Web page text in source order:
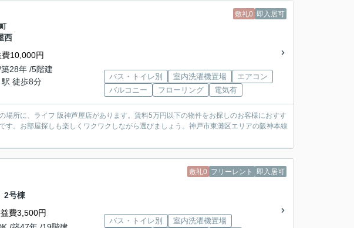
敷礼0 即入居可
西
10,000円
28年 /5階建
駅 徒歩8分
バス・トイレ別 室内洗濯機置場
エアコン
バルコニー
フローリング 電気有
場所に、ライフ 阪神芦屋店があります。賃料5万円以下の物件をお探しのお客様におすす
。お部屋探しも楽しくワクワクしながら選びましょう。神戸市東灘区エリアの阪神本線
敷礼0 フリーレント 即入居可
2号棟
費3,500円
バス・トイレ別
室内洗濯機置場